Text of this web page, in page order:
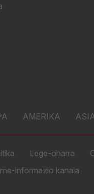
AMERIKA
Lege-oharra
informazio kanala